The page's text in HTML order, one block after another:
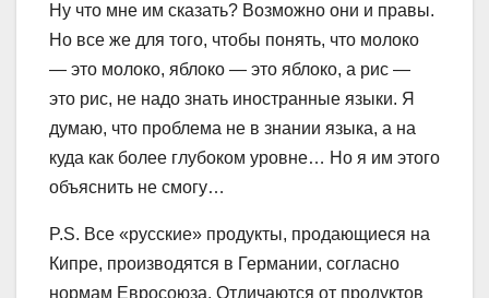
Ну что мне им сказать? Возможно они и правы.
Но все же для того, чтобы понять, что молоко
— это молоко, яблоко — это яблоко, а рис —
это рис, не надо знать иностранные языки. Я
думаю, что проблема не в знании языка, а на
куда как более глубоком уровне… Но я им этого
объяснить не смогу…
P.S. Все «русские» продукты, продающиеся на
Кипре, производятся в Германии, согласно
нормам Евросоюза. Отличаются от продуктов